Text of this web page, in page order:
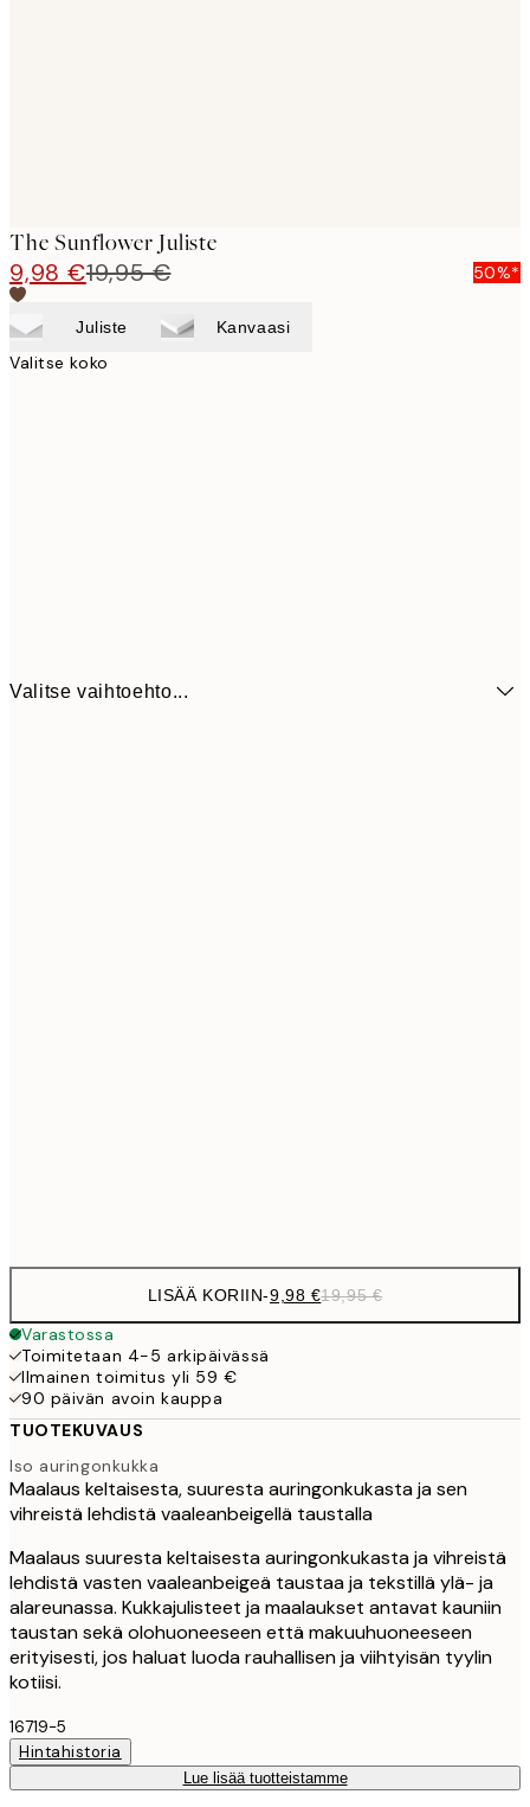
The Sunflower Juliste
9,98 €19,95 € 50%*
Juliste Kanvaasi
Valitse koko
Valitse vaihtoehto...
LISÄÄ KORIIN-9,98 €19,95 €
Varastossa
Toimitetaan 4-5 arkipäivässä
Ilmainen toimitus yli 59 €
90 päivän avoin kauppa
TUOTEKUVAUS
Iso auringonkukka
Maalaus keltaisesta, suuresta auringonkukasta ja sen
vihreistä lehdistä vaaleanbeigellä taustalla
Maalaus suuresta keltaisesta auringonkukasta ja vihreistä
lehdistä vasten vaaleanbeigeä taustaa ja tekstillä ylä- ja
alareunassa. Kukkajulisteet ja maalaukset antavat kauniin
taustan sekä olohuoneeseen että makuuhuoneeseen
erityisesti, jos haluat luoda rauhallisen ja viihtyisän tyylin
kotiisi.
16719-5
Hintahistoria
Lue lisää tuotteistamme